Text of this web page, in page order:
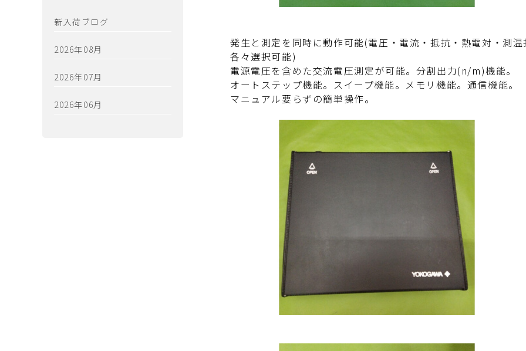
新入荷ブログ
2026年08月
2026年07月
2026年06月
発生と測定を同時に動作可能(電圧・電流・抵抗・熱電対・測
各々選択可能)
電源電圧を含めた交流電圧測定が可能。分割出力(n/m)機能。
オートステップ機能。スイープ機能。メモリ機能。通信機能。
マニュアル要らずの簡単操作。